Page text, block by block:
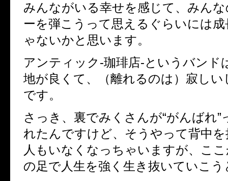
みんながいる幸せを感じて、みん
ーを弾こうって思えるぐらいには
ゃないかと思います。
アンティック-珈琲店-というバンド
地が良くて、（離れるのは）寂しい
です。
さっき、裏でみくさんが“がんばれ”
れたんですけど、そうやって背中
人もいなくなっちゃいますが、こ
の足で人生を強く生き抜いていこ